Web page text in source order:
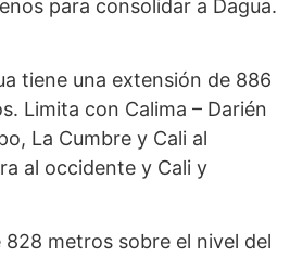
para consolidar a Dagua.
tiene una extensión de 886
Limita con Calima – Darién
La Cumbre y Cali al
al occidente y Cali y
metros sobre el nivel del